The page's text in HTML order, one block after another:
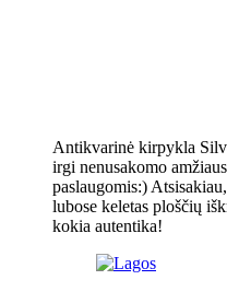
Antikvarinė kirpykla
irgi nenusakomo
paslaugomis:)
lubose keletas ploščių
kokia autentika!